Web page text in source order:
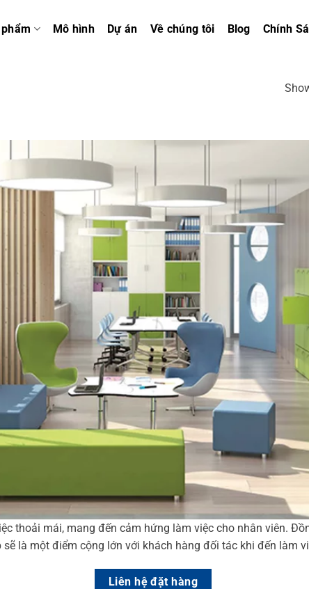
Mô hình Dự án Về chúng tôi Blog Chính
thoải mái, mang đến cảm hứng làm việc cho nhân viên.
sẽ là một điểm cộng lớn với khách hàng đối tác khi đến làm
Liên hệ đặt hàng